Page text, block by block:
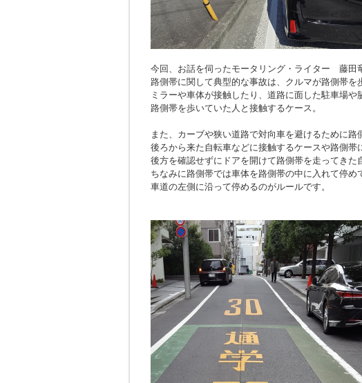
今回、お話を伺ったモータリング・ライター 藤田
路側帯に関して典型的な事故は、クルマが路側帯を
ミラーや車体が接触したり、道路に面した駐車場や
路側帯を歩いていた人と接触するケース。
また、カーブや狭い道路で対向車を避けるために路
後ろから来た自転車などに接触するケースや路側帯
後方を確認せずにドアを開けて路側帯を走ってきた
ちなみに路側帯では車体を路側帯の中に入れて停め
車道の左側に沿って停めるのがルールです。